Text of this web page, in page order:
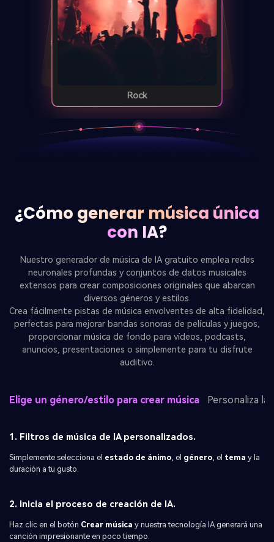
Rock
¿Cómo generar música única
con IA?
Nuestro generador de música de IA gratuito emplea redes
neuronales profundas y conjuntos de datos musicales
extensos para crear composiciones originales que abarcan
diversos géneros y estilos.
Crea fácilmente pistas de música envolventes de alta fidelidad,
perfectas para mejorar bandas sonoras de películas y juegos,
proporcionar música de fondo para vídeos, podcasts,
anuncios, presentaciones o simplemente para tu disfrute
auditivo.
Elige un género/estilo para crear música Personaliza la
1. Filtros de música de IA personalizados.
Simplemente selecciona el estado de ánimo , el género , el tema y la
duración a tu gusto.
2. Inicia el proceso de creación de IA.
Haz clic en el botón Crear música y nuestra tecnología IA generará una
canción impresionante en poco tiempo.